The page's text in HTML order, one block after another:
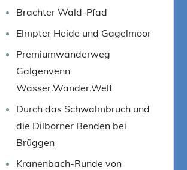
Brachter Wald-Pfad
Elmpter Heide und Gagelmoor
Premiumwanderweg
Galgenvenn
Wasser.Wander.Welt
Durch das Schwalmbruch und
die Dilborner Benden bei
Brüggen
Kranenbach-Runde von